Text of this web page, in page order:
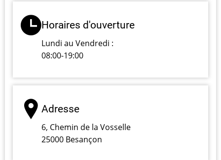
Horaires d'ouverture
Lundi au Vendredi :
08:00-19:00
Adresse
6, Chemin de la Vosselle
25000 Besançon